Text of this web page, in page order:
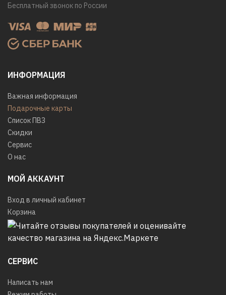
ИНФОРМАЦИЯ
Важная информация
Подарочные карты
Список ПВЗ
Скидки
Сервис
О нас
МОЙ АККАУНТ
Вход в личный кабинет
Корзина
СЕРВИС
Написать нам
Бесплатный звонок по России